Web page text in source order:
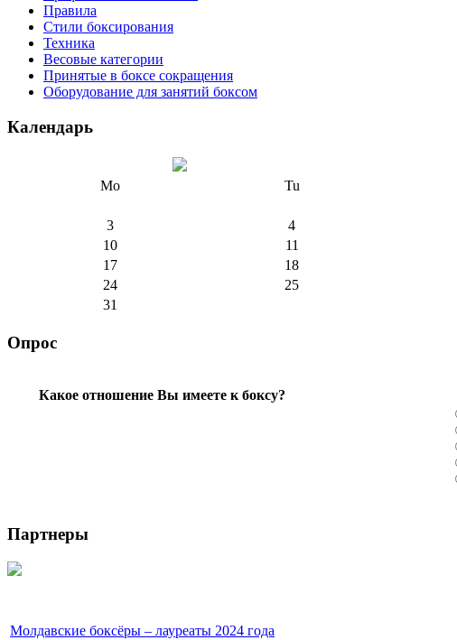
Правила
Стили боксирования
Техника
Весовые категории
Принятые в боксе сокращения
Оборудование для занятий боксом
Календарь
Mo
Tu
3
4
10
11
17
18
24
25
31
Опрос
Какое отношение Вы имеете к боксу?
Партнеры
Молдавские боксёры – лауреаты 2024 года